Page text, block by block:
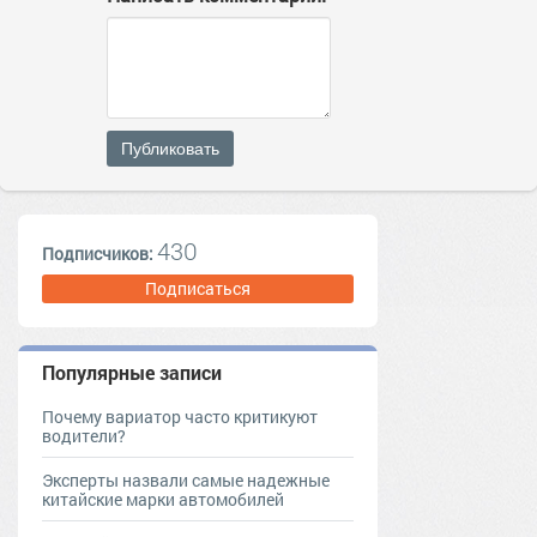
Публиковать
Подписчиков: 430
Подписаться
Популярные записи
Почему вариатор часто критикуют
водители?
Эксперты назвали самые надежные
китайские марки автомобилей